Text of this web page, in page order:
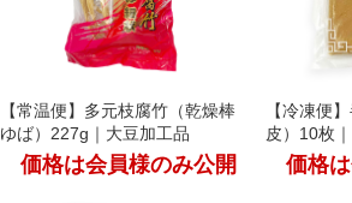
【常温便】多元枝腐竹（乾燥棒
ゆば）227g｜大豆加工品
価格は会員様のみ公開
【冷凍便
皮）10枚
価格